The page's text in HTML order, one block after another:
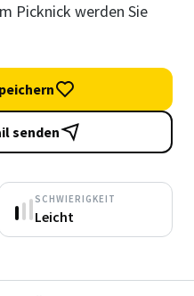
Picknick werden Sie
senden
SCHWIERIGKEIT
Leicht